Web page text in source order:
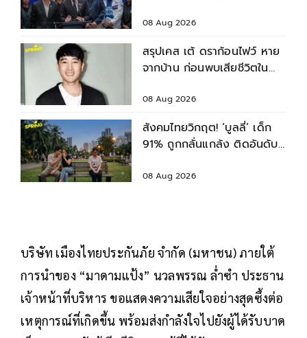
ศึกษา
08 Aug 2026
สรุปเคส เต้ ดราก้อนไฟว์ หาย
จากบ้าน ก่อนพบเสียชีวิตใน
08 Aug 2026
สังคมไทยวิกฤต! ‘บูลลี่’ เด็ก
91% ถูกกลั่นแกล้ง ติดอันดับ
08 Aug 2026
บริษัท เมืองไทยประกันภัย จำกัด (มหาชน) ภายใต้
การนำของ “มาดามแป้ง” นวลพรรณ ล่ำซำ ประธาน
เจ้าหน้าที่บริหาร ขอแสดงความเสียใจอย่างสุดซึ้งต่อ
เหตุการณ์ที่เกิดขึ้น พร้อมส่งกำลังใจไปยังผู้ได้รับบาด